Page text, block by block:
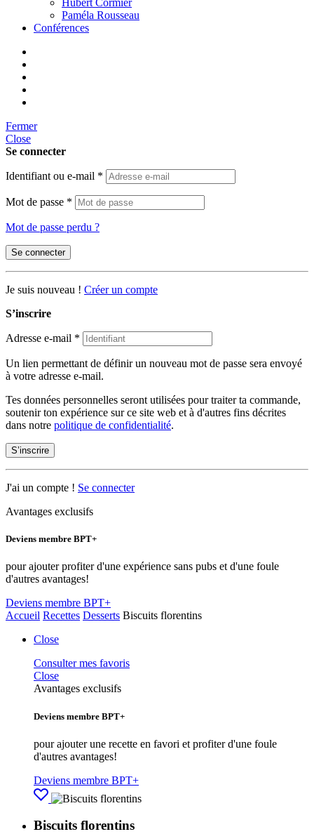
Hubert Cormier
Paméla Rousseau
Conférences
Fermer
Close
Se connecter
Identifiant ou e-mail *
Mot de passe *
Mot de passe perdu ?
Se connecter
Je suis nouveau ! Créer un compte
S’inscrire
Adresse e-mail *
Un lien permettant de définir un nouveau mot de passe sera envoyé
à votre adresse e-mail.
Tes données personnelles seront utilisées pour traiter ta commande,
soutenir ton expérience sur ce site web et à d'autres fins décrites
dans notre politique de confidentialité.
S’inscrire
J'ai un compte ! Se connecter
Avantages exclusifs
Deviens membre BPT+
pour ajouter profiter d'une expérience sans pubs et d'une foule
d'autres avantages!
Deviens membre BPT+
Accueil Recettes Desserts Biscuits florentins
Close
Consulter mes favoris
Close
Avantages exclusifs
Deviens membre BPT+
pour ajouter une recette en favori et profiter d'une foule
d'autres avantages!
Deviens membre BPT+
Biscuits florentins